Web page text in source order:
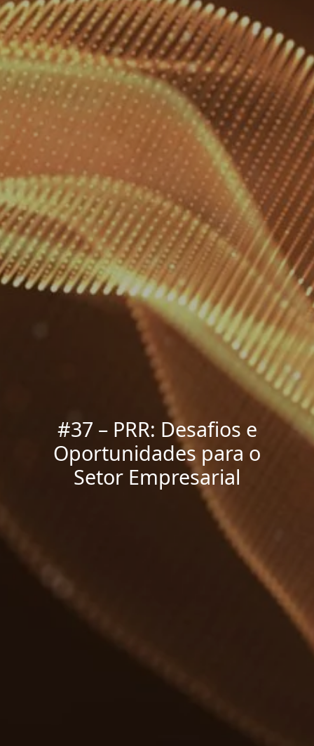
#37 – PRR: Desafios e
Oportunidades para o
Setor Empresarial